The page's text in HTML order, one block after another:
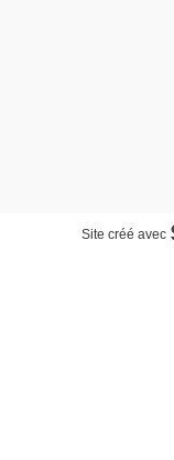
Site créé avec